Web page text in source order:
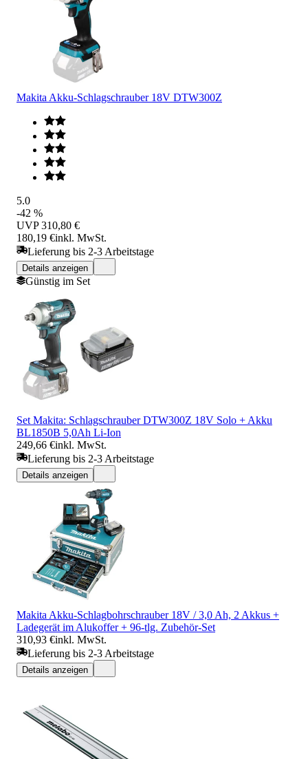
Makita Akku-Schlagschrauber 18V DTW300Z
5.0
-42 %
UVP 310,80 €
180,19 €inkl. MwSt.
Lieferung bis 2-3 Arbeitstage
Details anzeigen
Günstig im Set
Set Makita: Schlagschrauber DTW300Z 18V Solo + Akku
BL1850B 5,0Ah Li-Ion
249,66 €inkl. MwSt.
Lieferung bis 2-3 Arbeitstage
Details anzeigen
Makita Akku-Schlagbohrschrauber 18V / 3,0 Ah, 2 Akkus +
Ladegerät im Alukoffer + 96-tlg. Zubehör-Set
310,93 €inkl. MwSt.
Lieferung bis 2-3 Arbeitstage
Details anzeigen